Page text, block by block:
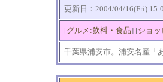
更新日：2004/04/16(Fri)
[グルメ:飲料・食品] [ショッ
千葉県浦安市。浦安名産「